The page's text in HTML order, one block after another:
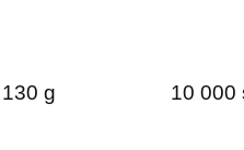
130 g 10 000